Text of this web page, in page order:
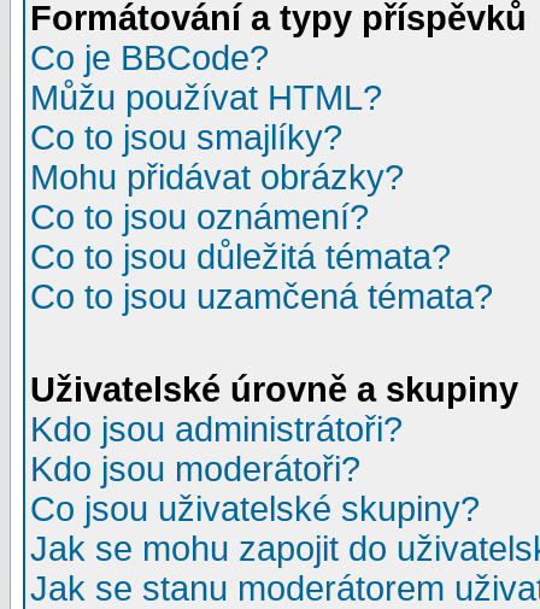
Formátování a typy příspěvků
Co je BBCode?
Můžu používat HTML?
Co to jsou smajlíky?
Mohu přidávat obrázky?
Co to jsou oznámení?
Co to jsou důležitá témata?
Co to jsou uzamčená témata?
Uživatelské úrovně a skupiny
Kdo jsou administrátoři?
Kdo jsou moderátoři?
Co jsou uživatelské skupiny?
Jak se mohu zapojit do
Jak se stanu moderátorem